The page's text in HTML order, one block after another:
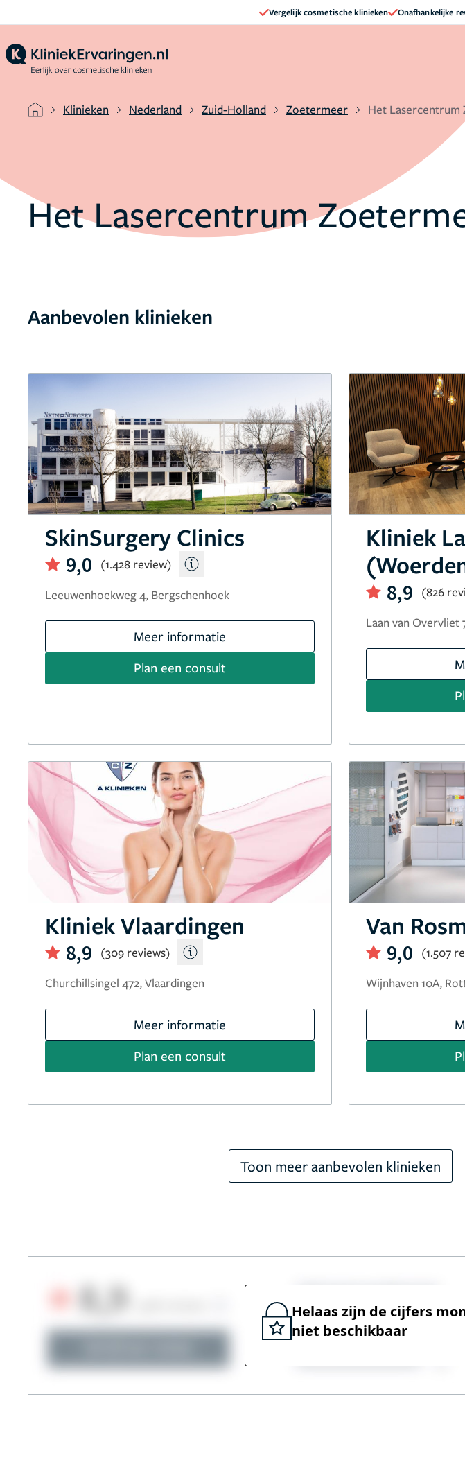
Vergelijk cosmetische klinieken Onafhankelijke
Klinieken Nederland Zuid-Holland Zoetermeer Het
Het Lasercentrum
Aanbevolen klinieken
SkinSurgery Clinics
9,0
(1.428 review)
Leeuwenhoekweg 4, Bergschenhoek
Meer informatie
Plan een consult
Kliniek
8,9
(826
Laan van Overvliet
Kliniek Vlaardingen
8,9
(309 reviews)
Churchillsingel 472, Vlaardingen
Meer informatie
Plan een consult
Van
9,0
(1.507
Wijnhaven 10A,
Toon meer aanbevolen klinieken
Helaas zijn de cijfers
niet beschikbaar